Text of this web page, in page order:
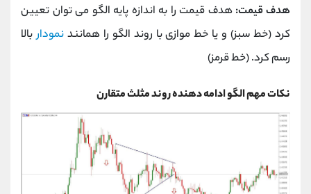
هدف قیمت: هدف قیمت را به اندازه پایه الگو می توان تعیین
کرد (خط سبز) و یا خط موازی با روند الگو را همانندنموداربالا
رسم کرد. (خط قرمز)
نکات مهم الگو ادامه دهنده روند مثلث متقارن